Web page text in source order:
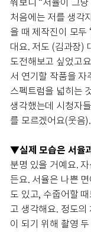
쭤보니 “서율이 그
처음에는 저를 생각
을 때 제작진이 모두
대요. 저도 (김과장)
도전해보고 싶었고
서 연기할 작품을 자
스펙트럼을 넓히는
생각했는데 시청자
를 모르겠어요(웃음).
▼실제 모습은 서율
분명 있을 거예요.
든요. 서율은 나쁜
도 있고, 수줍어할
고 생각해요. 정도의
이 되기 위해 촬영